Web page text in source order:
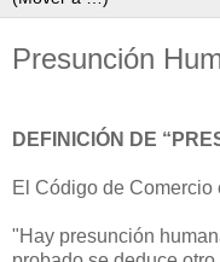
Presunción
DEFINICIÓN DE
El Código de Comercio
"Hay presunción